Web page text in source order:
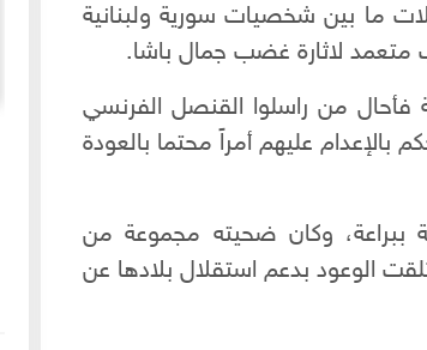
ما بين شخصيات سورية ولبنانية
متعمد لاثارة غضب جمال باشا.
من راسلوا القنصل الفرنسي
بالإعدام عليهم أمراً محتما بالعودة
ببراعة، وكان ضحيته مجموعة من
الوعود بدعم استقلال بلادها عن
قصص حي الجميلية و مدرسة معاوية و مدرسة المأمون